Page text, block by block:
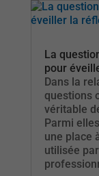
La
pour
Dans la
questions
véritable
Parmi
une place
utilisée